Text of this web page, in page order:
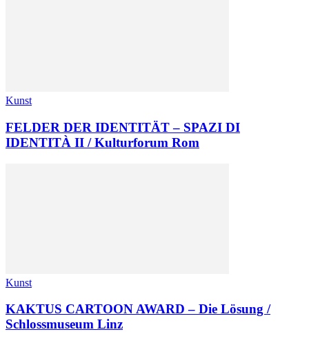
Kunst
FELDER DER IDENTITÄT – SPAZI DI
IDENTITÀ II / Kulturforum Rom
Kunst
KAKTUS CARTOON AWARD – Die Lösung /
Schlossmuseum Linz